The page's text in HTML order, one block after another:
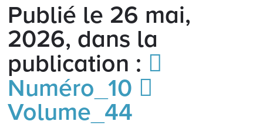
Publié le 26 mai,
2026, dans la
publication :
Numéro_10
Volume_44